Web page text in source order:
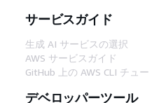
サービスガイド
生成 AI サービスの選択
AWS サービスガイド
GitHub 上の AWS CLI チュ
デベロッパーツール